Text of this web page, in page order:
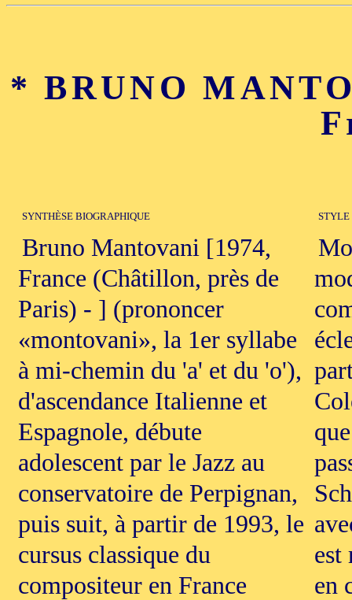
* BRUNO
SYNTHÈSE BIOGRAPHIQUE
Bruno Mantovani [1974,
France (Châtillon, près de
Paris) - ] (prononcer
«montovani», la 1er syllabe
à mi-chemin du 'a' et du 'o'),
d'ascendance Italienne et
Espagnole, débute
adolescent par le Jazz au
conservatoire de Perpignan,
puis suit, à partir de 1993, le
cursus classique du
compositeur en France
est
en